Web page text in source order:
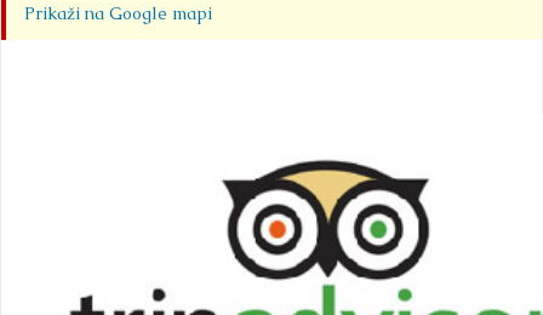
Prikaži na Google mapi